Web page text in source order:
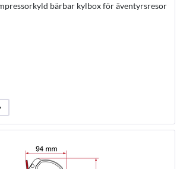
bärbar kylbox för äventyrsresor